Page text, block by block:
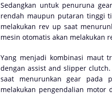
Sedangkan untuk penuruna
rendah maupun putaran tinggi
melakukan rev up saat
mesin otomatis akan melakukan
Yang menjadi kombinasi maut
dengan assist and slipper
saat menurunkan gear pada
melakukan pengendalian motor